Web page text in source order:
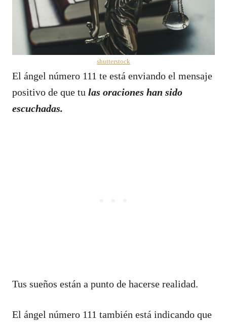
shutterstock
El ángel número 111 te está enviando el mensaje
positivo de que tu las oraciones han sido
escuchadas.
Tus sueños están a punto de hacerse realidad.
El ángel número 111 también está indicando que